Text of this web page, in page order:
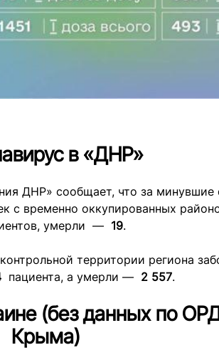
в «ДНР»
ДНР» сообщает, что за минувшие
с временно оккупированных
умерли — 19.
территории региона
пациента, а умерли — 2 557.
(без данных по
Крыма)